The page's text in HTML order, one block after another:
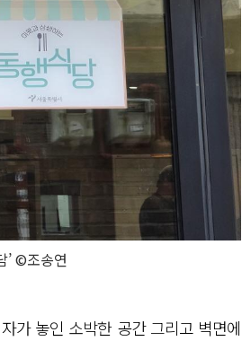
’ ©조송연
가 놓인 소박한 공간 그리고 벽면에